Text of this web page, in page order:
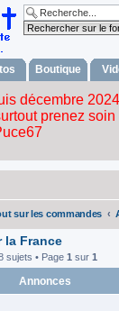
Boutique
sur les commandes
la France
sujets • Page 1 sur 1
Annonces